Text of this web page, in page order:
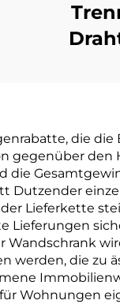
die die
gegenüber den
die
Dutzender
Lieferkette
Lieferungen
Wandschrank
werden, die zu
Wohnungen